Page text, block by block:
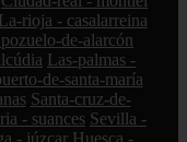
La-rioja - casalarreina
de-alarcón
Las-palmas -
de-santa-maría
Santa-cruz-de-
- suances Sevilla -